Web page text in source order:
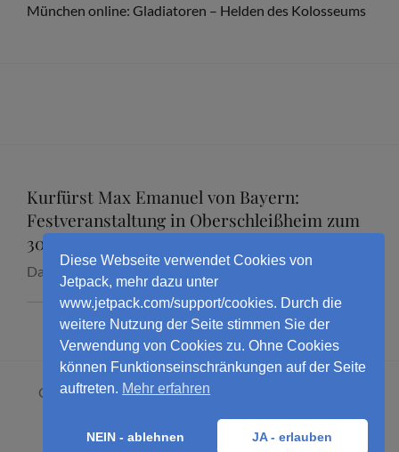
München online: Gladiatoren – Helden des Kolosseums
Kurfürst Max Emanuel von Bayern:
Festveranstaltung in Oberschleißheim zum
300. Todestag mit Dr. Marcus Junkelmann
Datum:16. September 2026
Copyright © 2026Dr. Marcus Junkelmann
Datenschutzerklärung
Diese Webseite verwendet Cookies von
Jetpack, mehr dazu unter
www.jetpack.com/support/cookies. Durch die
weitere Nutzung der Seite stimmen Sie der
Verwendung von Cookies zu. Ohne Cookies
können Funktionseinschränkungen auf der Seite
auftreten. Mehr erfahren
NEIN - ablehnen JA - erlauben